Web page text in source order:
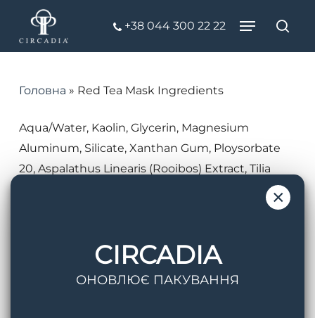
main
Menu
+38 044 300 22 22
Головна » Red Tea Mask Ingredients
Aqua/Water, Kaolin, Glycerin, Magnesium
Aluminum, Silicate, Xanthan Gum, Ploysorbate
20, Aspalathus Linearis (Rooibos) Extract, Tilia
Phenoxyethanol, Fragrance
×
CIRCADIA
ОНОВЛЮЄ ПАКУВАННЯ